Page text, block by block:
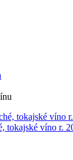
tokajské víno r.